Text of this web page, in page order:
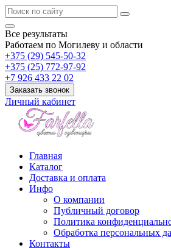
Все результаты
Работаем по Могилеву и области
+375 (29) 545-50-32
+375 (25) 772-97-92
+7 926 433 22 02
Заказать звонок
Личный кабинет
Главная
Каталог
Доставка и оплата
Инфо
О компании
Публичный договор
Политика
Обработка персональных
Контакты